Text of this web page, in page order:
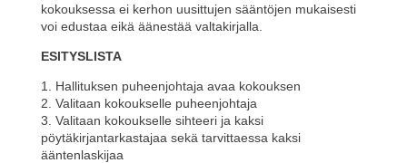
kokouksessa ei kerhon uusittujen sääntöjen mukaisesti
voi edustaa eikä äänestää valtakirjalla.
ESITYSLISTA
1. Hallituksen puheenjohtaja avaa kokouksen
2. Valitaan kokoukselle puheenjohtaja
3. Valitaan kokoukselle sihteeri ja kaksi
pöytäkirjantarkastajaa sekä tarvittaessa kaksi
ääntenlaskijaa